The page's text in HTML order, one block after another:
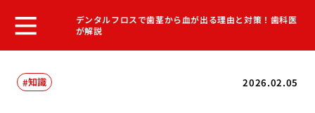
デンタルフロスで歯茎から血が出る理由と対策！歯科医
が解説
2026.02.05
知識